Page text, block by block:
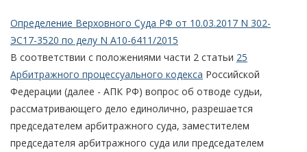
Определение Верховного Суда РФ от 10.03.2017 N 302-
ЭС17-3520 по делу N А10-6411/2015
В соответствии с положениями части 2 статьи 25
Арбитражного процессуального кодекса Российской
Федерации (далее - АПК РФ) вопрос об отводе судьи,
рассматривающего дело единолично, разрешается
председателем арбитражного суда, заместителем
председателя арбитражного суда или председателем